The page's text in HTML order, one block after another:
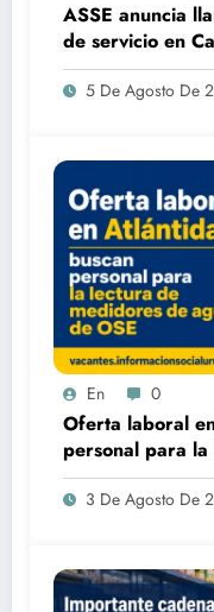
ASSE anuncia
de servicio en
suplentes
5 De Agosto De
En 0
Oferta laboral
personal para
agua de OSE
3 De Agosto De